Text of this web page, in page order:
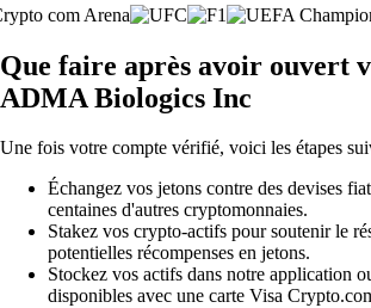
Que faire après avoir ouvert
ADMA Biologics Inc
Une fois votre compte vérifié, voici les étapes
Échangez vos jetons contre des devises
centaines d'autres cryptomonnaies.
Stakez vos crypto-actifs pour soutenir le
potentielles récompenses en jetons.
Stockez vos actifs dans notre application
disponibles avec une carte Visa